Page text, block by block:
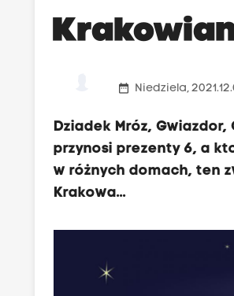
date_range Niedziela,
Dziadek Mróz, Gwiazdor,
przynosi prezenty 6, a
w różnych domach, ten
Krakowa...